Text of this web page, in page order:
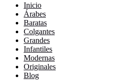
Inicio
Árabes
Baratas
Colgantes
Grandes
Infantiles
Modernas
Originales
Blog